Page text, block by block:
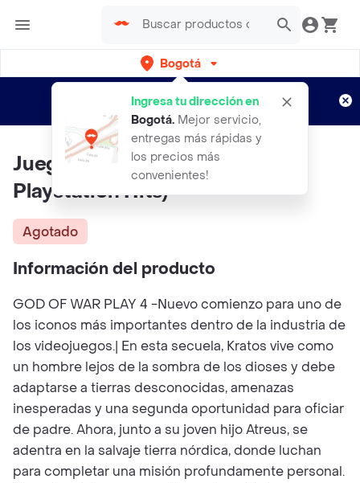
Bogotá
Ingresa tu dirección en
Bogotá. Mejor servicio,
entregas más rápidas y
los precios más
convenientes!
envíos gratis por semanas
Aplican TyC
Juego God Of War Para Ps4 (
Playstation Hits)
Agotado
Información del producto
GOD OF WAR PLAY 4 -Nuevo comienzo para uno de
los iconos más importantes dentro de la industria de
los videojuegos.| En esta secuela, Kratos vive como
un hombre lejos de la sombra de los dioses y debe
adaptarse a tierras desconocidas, amenazas
inesperadas y una segunda oportunidad para oficiar
de padre. Ahora, junto a su joven hijo Atreus, se
adentra en la salvaje tierra nórdica, donde luchan
para completar una misión profundamente personal.